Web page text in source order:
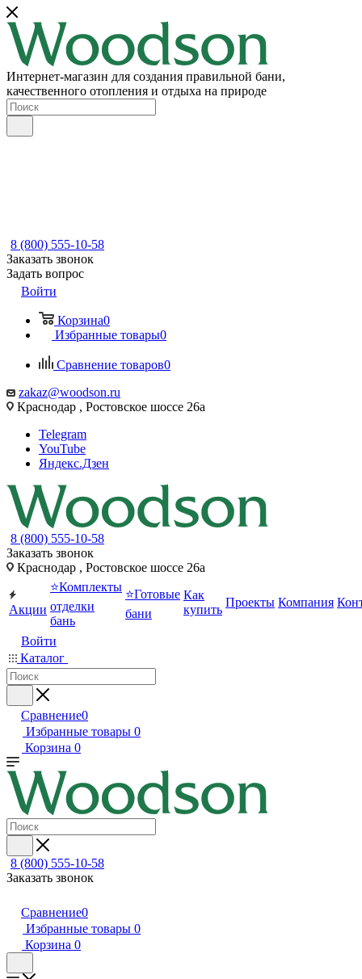
Интернет-магазин для создания правильной бани,
качественного отопления и отдыха на природе
8 (800) 555-10-58
Заказать звонок
Задать вопрос
Войти
Корзина0
Избранные товары0
Сравнение товаров0
zakaz@woodson.ru
Краснодар , Ростовское шоссе 26а
Telegram
YouTube
Яндекс.Дзен
8 (800) 555-10-58
Заказать звонок
Краснодар , Ростовское шоссе 26а
Акции
⭐Комплекты
отделки
бань
⭐Готовые
бани
Как
купить
Проекты Компания
Войти
Каталог
Сравнение0
Избранные товары 0
Корзина 0
8 (800) 555-10-58
Заказать звонок
Сравнение0
Избранные товары 0
Корзина 0